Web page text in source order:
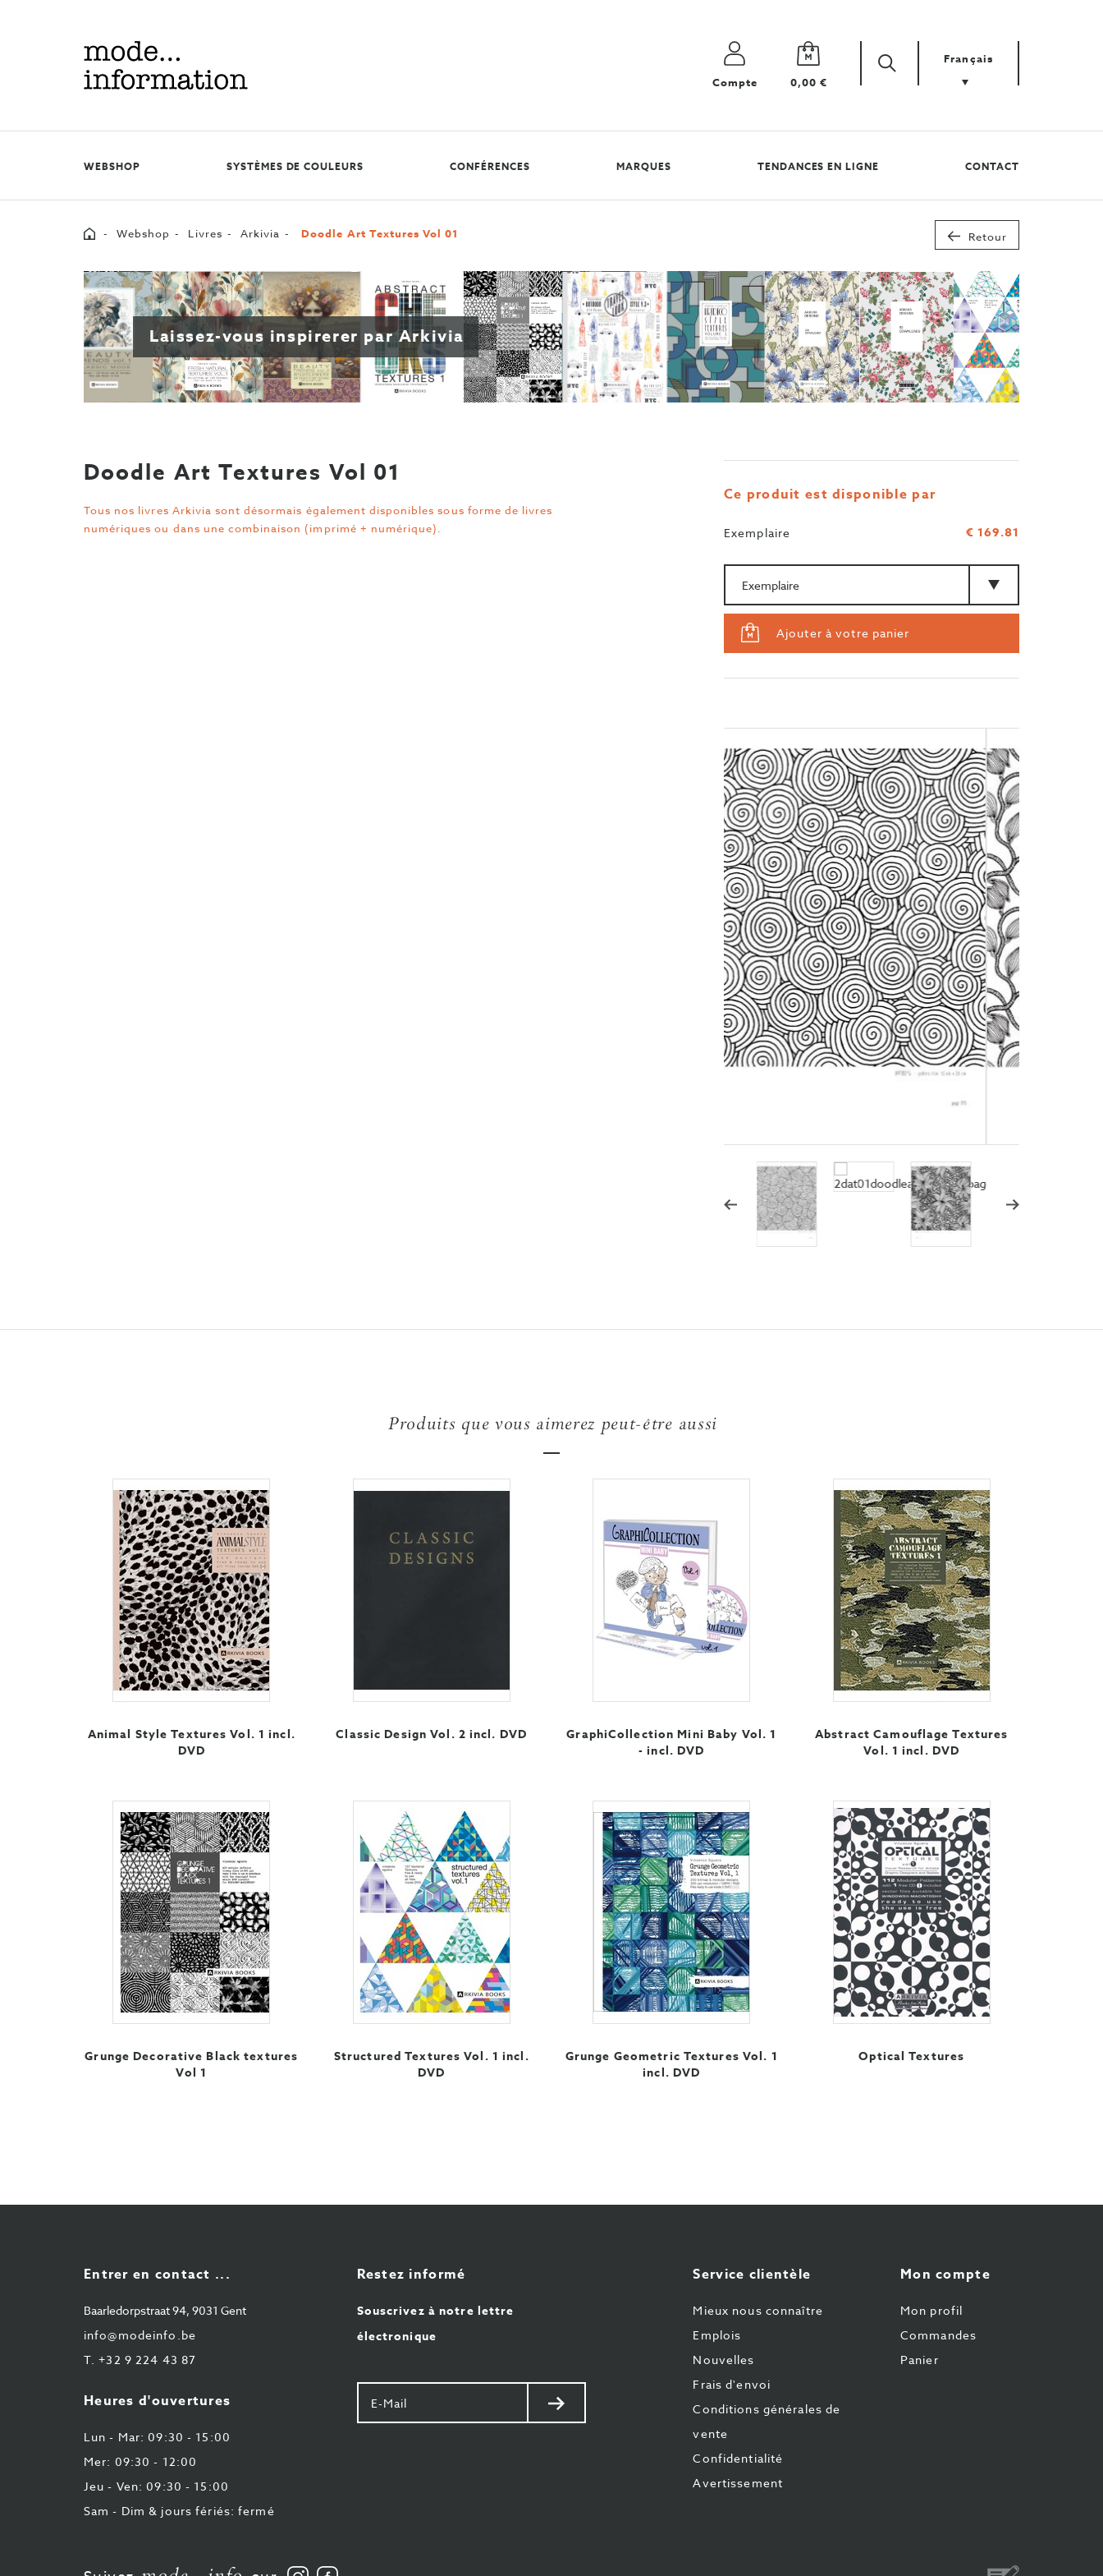
Mode
information
Compte 0,00 €
Cherchez
votre
Zoek Français
WEBSHOP SYSTÈMES DE COULEURS CONFÉRENCES MARQUES TENDANCES EN LIGNE CONTACT
HomeWebshop Livres Arkivia Doodle Art Textures Vol 01 Retour
Laissez-vous inspirerer par Arkivia
Doodle Art Textures Vol 01
Tous nos livres Arkivia sont désormais également disponibles sous forme de livres
numériques ou dans une combinaison (imprimé + numérique).
Ce produit est disponible par
Exemplaire
€ 169.81
Ajouter à votre panier
Produits que vous aimerez peut-être aussi
Animal Style Textures Vol. 1 incl.
DVD
Classic Design Vol. 2 incl. DVD
GraphiCollection Mini Baby Vol. 1
- incl. DVD
Abstract Camouflage Textures
Vol. 1 incl. DVD
Grunge Decorative Black textures
Vol 1
Structured Textures Vol. 1 incl.
DVD
Grunge Geometric Textures Vol. 1
incl. DVD
Optical Textures
Entrer en contact ...
Baarledorpstraat 94, 9031 Gent
info@modeinfo.be
T.+32 9 224 43 87
Heures d'ouvertures
Lun - Mar: 09:30 - 15:00
Mer: 09:30 - 12:00
Jeu - Ven: 09:30 - 15:00
Sam - Dim & jours fériés: fermé
Restez informé
Souscrivez à notre lettre
électronique
Votre
mail
Envoyer
Service clientèle
Mieux nous connaître
Emplois
Nouvelles
Frais d'envoi
Conditions générales de
vente
Confidentialité
Avertissement
Mon compte
Mon profil
Commandes
Panier
Virement